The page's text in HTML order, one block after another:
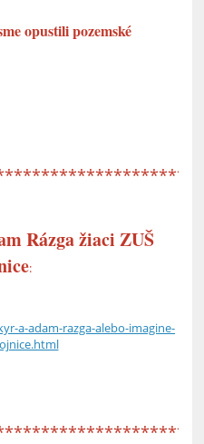
opustili pozemské
Rázga žiaci ZUŠ
:
a-adam-razga-alebo-imagine-